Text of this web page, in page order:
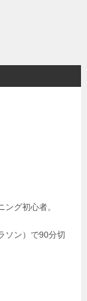
グ初心者。
ソン）で90分切